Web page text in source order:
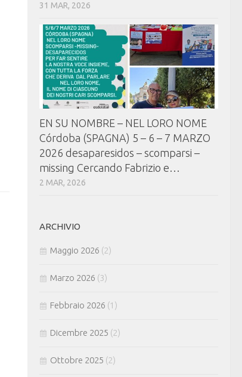
31 MAR, 2026
EN SU NOMBRE – NEL LORO NOME
Córdoba (SPAGNA) 5 – 6 – 7 MARZO
2026 desaparesidos – scomparsi –
missing Cercando Fabrizio e…
2 MAR, 2026
ARCHIVIO
Maggio 2026 (2)
Marzo 2026 (3)
Febbraio 2026 (1)
Dicembre 2025 (2)
Ottobre 2025 (2)